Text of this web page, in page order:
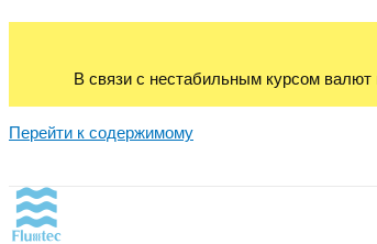
В связи с нестабильным курсом валют
Перейти к содержимому